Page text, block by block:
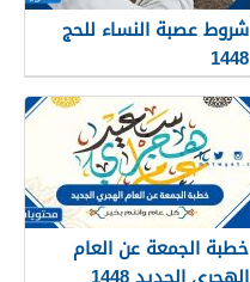
شروط عصبة النساء للحج
1448
خطبة الجمعة عن العام